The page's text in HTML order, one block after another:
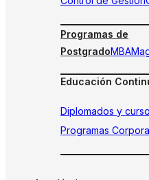
Programas de
PostgradoMBA
Educación
Diplomados y
Programas